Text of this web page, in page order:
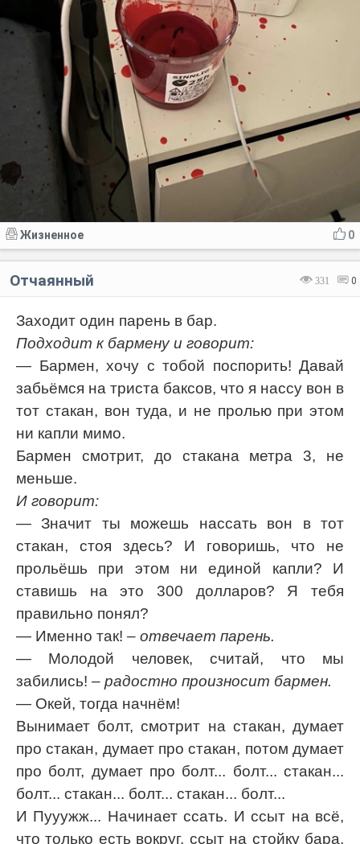
0
Жизненное
331 0
Отчаянный
Заходит один парень в бар.
Подходит к бармену и говорит:
— Бармен, хочу с тобой поспорить! Давай
забьёмся на триста баксов, что я нассу вон в
тот стакан, вон туда, и не пролью при этом
ни капли мимо.
Бармен смотрит, до стакана метра 3, не
меньше.
И говорит:
— Значит ты можешь нассать вон в тот
стакан, стоя здесь? И говоришь, что не
прольёшь при этом ни единой капли? И
ставишь на это 300 долларов? Я тебя
правильно понял?
— Именно так! – отвечает парень.
— Молодой человек, считай, что мы
забились! – радостно произносит бармен.
— Окей, тогда начнём!
Вынимает болт, смотрит на стакан, думает
про стакан, думает про стакан, потом думает
про болт, думает про болт... болт... стакан...
болт... стакан... болт... стакан... болт...
И Пууужж... Начинает ссать. И ссыт на всё,
что только есть вокруг, ссыт на стойку бара,